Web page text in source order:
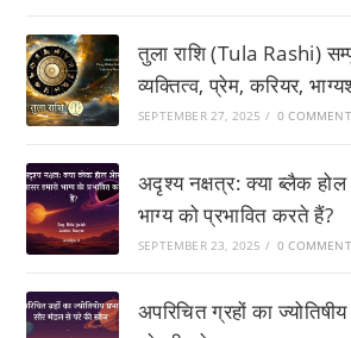
तुला राशि (Tula Rashi)
व्यक्तित्व, प्रेम, करियर,
SEPTEMBER 27, 2025 / 0
अदृश्य नक्षत्र: क्या ब्लैक
भाग्य को प्रभावित करते हैं?
SEPTEMBER 23, 2025 / 0
अपरिचित ग्रहों का